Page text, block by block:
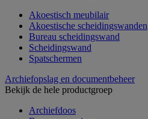
Akoestisch meubilair
Akoestische scheidingswanden
Bureau scheidingswand
Scheidingswand
Spatschermen
Archiefopslag en documentbeheer
Bekijk de hele productgroep
Archiefdoos